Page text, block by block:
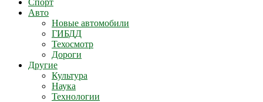
Спорт
Авто
Новые автомобили
ГИБДД
Техосмотр
Дороги
Другие
Культура
Наука
Технологии